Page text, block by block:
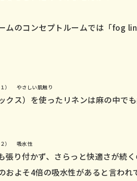
ムのコンセプトルームでは「fog
） やさしい肌触り
クス）を使ったリネンは麻の中で
２） 吸水性
張り付かず、さらっと快適さが続
およそ4倍の吸水性があると言われ